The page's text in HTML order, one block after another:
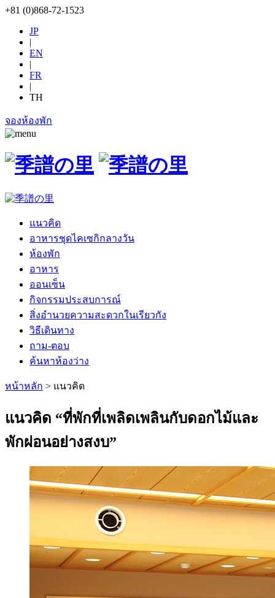
+81 (0)868-72-1523
JP
|
EN
|
FR
|
TH
จองห้องพัก
แนวคิด
อาหารชุดไคเซกิกลางวัน
ห้องพัก
อาหาร
ออนเซ็น
กิจกรรมประสบการณ์
สิ่งอำนวยความสะดวกในเรียวกัง
วิธีเดินทาง
ถาม-ตอบ
ค้นหาห้องว่าง
หน้าหลัก > แนวคิด
แนวคิด “ที่พักที่เพลิดเพลินกับดอกไม้และ
พักผ่อนอย่างสงบ”